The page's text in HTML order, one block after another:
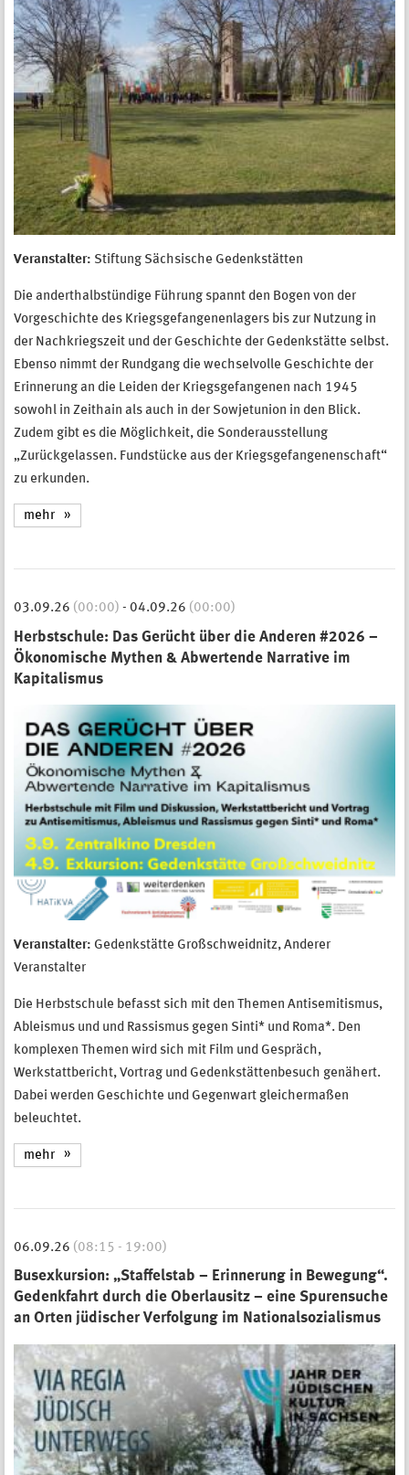
Veranstalter: Stiftung Sächsische Gedenkstätten
Die anderthalbstündige Führung spannt den Bogen von der
Vorgeschichte des Kriegsgefangenenlagers bis zur Nutzung in
der Nachkriegszeit und der Geschichte der Gedenkstätte selbst.
Ebenso nimmt der Rundgang die wechselvolle Geschichte der
Erinnerung an die Leiden der Kriegsgefangenen nach 1945
sowohl in Zeithain als auch in der Sowjetunion in den Blick.
Zudem gibt es die Möglichkeit, die Sonderausstellung
„Zurückgelassen. Fundstücke aus der Kriegsgefangenenschaft“
zu erkunden.
mehr
03.09.26 (00:00) - 04.09.26 (00:00)
Herbstschule: Das Gerücht über die Anderen #2026 –
Ökonomische Mythen & Abwertende Narrative im
Kapitalismus
Veranstalter: Gedenkstätte Großschweidnitz, Anderer
Veranstalter
Die Herbstschule befasst sich mit den Themen Antisemitismus,
Ableismus und und Rassismus gegen Sinti* und Roma*. Den
komplexen Themen wird sich mit Film und Gespräch,
Werkstattbericht, Vortrag und Gedenkstättenbesuch genähert.
Dabei werden Geschichte und Gegenwart gleichermaßen
beleuchtet.
mehr
06.09.26 (08:15 - 19:00)
Busexkursion: „Staffelstab – Erinnerung in Bewegung“.
Gedenkfahrt durch die Oberlausitz – eine Spurensuche
an Orten jüdischer Verfolgung im Nationalsozialismus